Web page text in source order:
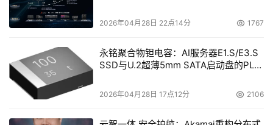
本文来源于DOIT传媒，文章内容仅供参考，不构成投资建议。
2026年04月28日 22点14分 1767
永铭聚合物钽电容：AI服务器E1.S/E3.S
SSD与U.2超薄5mm SATA启动盘的PLP
2026年04月28日 17点12分 2106